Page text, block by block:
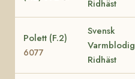
Ridhäst
Polett (F.2)
6077
Svensk
Varmblodig
Ridhäst